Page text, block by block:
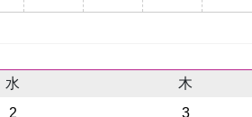
水 木
2 3